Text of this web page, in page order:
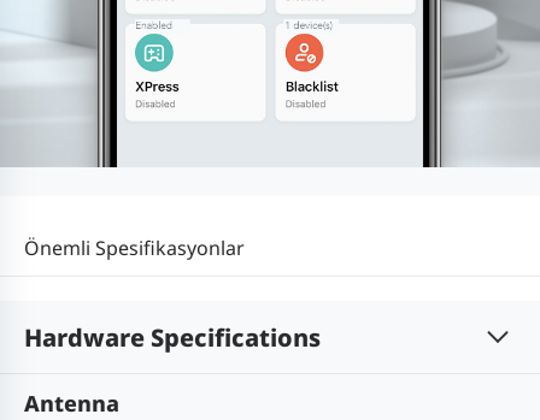
Önemli Spesifikasyonlar
Hardware Specifications
Antenna